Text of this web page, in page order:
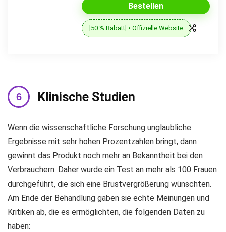
Bestellen
[50 % Rabatt] • Offizielle Website
Klinische Studien
Wenn die wissenschaftliche Forschung unglaubliche
Ergebnisse mit sehr hohen Prozentzahlen bringt, dann
gewinnt das Produkt noch mehr an Bekanntheit bei den
Verbrauchern. Daher wurde ein Test an mehr als 100 Frauen
durchgeführt, die sich eine Brustvergrößerung wünschten.
Am Ende der Behandlung gaben sie echte Meinungen und
Kritiken ab, die es ermöglichten, die folgenden Daten zu
haben: